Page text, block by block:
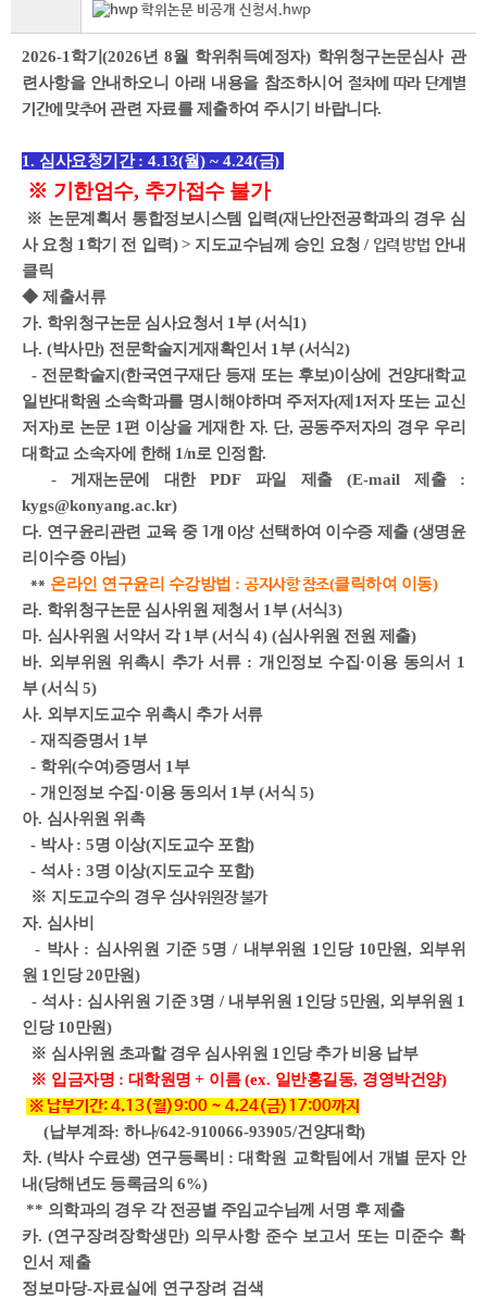
학위논문 비공개 신청서.hwp
2026-1 학기 (2026년 8월 학위취득예정자) 학위청구논문심사 관
련사항을 안내하오니 아래 내용을 참조하시어절차에 따라 단계별
기간에 맞추어 관련 자료를 제출하여 주시기 바랍니다.
1. 심사요청기간: 4.13(월) ~ 4.24(금)
※ 기한엄수, 추가접수 불가
※ 논문계획서 통합정보시스템 입력(재난안전공학과의 경우 심
사 요청 1학기 전 입력) > 지도교수님께 승인 요청 / 입력 방법 안내
클릭
◆ 제출서류
가. 학위청구논문 심사요청서 1 부(서식1)
나. (박사만) 전문학술지게재확인서 1 부(서식2)
- 전문학술지(한국연구재단 등재 또는 후보)이상에 건양대학교
일반대학원 소속학과를 명시해야하며 주저자(제1저자 또는 교신
저자)로 논문 1편 이상을 게재한 자. 단, 공동주저자의 경우 우리
대학교 소속자에 한해 1/n로 인정함.
-게재논문에 대한 PDF 파일 제출 (E-mail제출 :
kygs@konyang.ac.kr)
다. 연구윤리관련 교육 중1개 이상선택하여 이수증제출 (생명윤
리이수증 아님)
** 온라인 연구윤리 수강방법 : 공지사항 참조(클릭하여 이동)
라. 학위청구논문 심사위원 제청서 1 부(서식3)
마. 심사위원 서약서 각1 부(서식 4) (심사위원 전원 제출)
바. 외부위원 위촉시 추가 서류 :개인정보 수집·이용 동의서 1
부(서식 5)
사. 외부지도교수 위촉시 추가 서류
- 재직증명서 1 부
- 학위(수여)증명서 1 부
- 개인정보 수집 ·이용 동의서 1 부(서식 5)
아. 심사위원 위촉
- 박사: 5명 이상(지도교수 포함)
- 석사: 3명 이상(지도교수 포함)
※ 지도교수의 경우심사위원장 불가
자. 심사비
- 박사 : 심사위원 기준 5명 / 내부위원 1 인당 10만원, 외부위
원 1 인당20만원)
-석사: 심사위원 기준3명 / 내부위원 1 인당5만원, 외부위원 1
인당10만원)
※ 심사위원 초과할 경우 심사위원 1 인당 추가 비용 납부
※ 입금자명 : 대학원명 + 이름(ex. 일반홍길동, 경영박건양)
※ 납부기간: 4.13(월)9:00 ~ 4.24(금)17:00까지
(납부계좌: 하나/642-910066-93905/건양대학)
차. (박사 수료생) 연구등록비 : 대학원 교학팀에서 개별 문자 안
내(당해년도 등록금의 6%)
** 의학과의 경우 각 전공별 주임교수님께 서명 후 제출
카. (연구장려장학생만) 의무사항 준수 보고서 또는 미준수 확
인서 제출
정보마당-자료실에 연구장려 검색